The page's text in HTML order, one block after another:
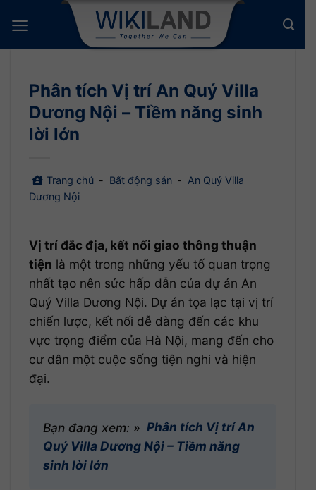
qua
nội
Phân tích Vị trí An Quý Villa
Dương Nội – Tiềm năng sinh
lời lớn
Trang chủ - Bất động sản - An Quý Villa
Dương Nội
Vị trí đắc địa, kết nối giao thông thuận
tiện là một trong những yếu tố quan trọng
nhất tạo nên sức hấp dẫn của dự án An
Quý Villa Dương Nội. Dự án tọa lạc tại vị trí
chiến lược, kết nối dễ dàng đến các khu
vực trọng điểm của Hà Nội, mang đến cho
cư dân một cuộc sống tiện nghi và hiện
đại.
Bạn đang xem: » Phân tích Vị trí An
Quý Villa Dương Nội – Tiềm năng
sinh lời lớn